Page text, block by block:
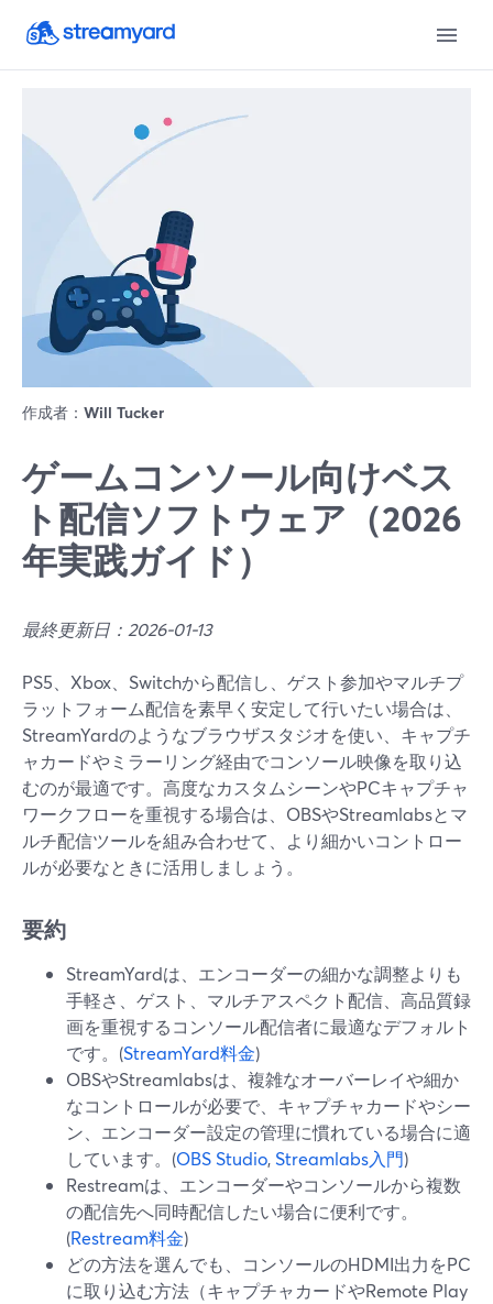
作成者： Will Tucker
ゲームコンソール向けベス
ト配信ソフトウェア（2026
年実践ガイド）
最終更新日：2026-01-13
PS5、Xbox、Switchから配信し、ゲスト参加やマルチプ
ラットフォーム配信を素早く安定して行いたい場合は、
StreamYardのようなブラウザスタジオを使い、キャプチ
ャカードやミラーリング経由でコンソール映像を取り込
むのが最適です。高度なカスタムシーンやPCキャプチャ
ワークフローを重視する場合は、OBSやStreamlabsとマ
ルチ配信ツールを組み合わせて、より細かいコントロー
ルが必要なときに活用しましょう。
要約
StreamYardは、エンコーダーの細かな調整よりも
手軽さ、ゲスト、マルチアスペクト配信、高品質録
画を重視するコンソール配信者に最適なデフォルト
です。(StreamYard料金)
OBSやStreamlabsは、複雑なオーバーレイや細か
なコントロールが必要で、キャプチャカードやシー
ン、エンコーダー設定の管理に慣れている場合に適
しています。(OBS Studio,Streamlabs入門)
Restreamは、エンコーダーやコンソールから複数
の配信先へ同時配信したい場合に便利です。
(Restream料金)
どの方法を選んでも、コンソールのHDMI出力をPC
に取り込む方法（キャプチャカードやRemote Play